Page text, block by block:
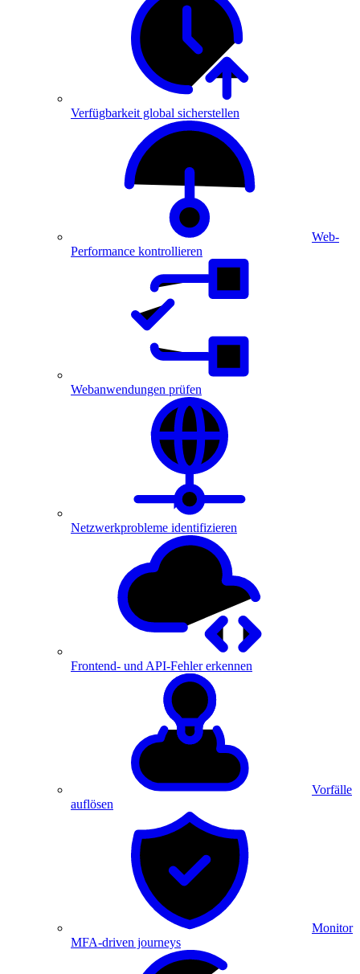
Verfügbarkeit global sicherstellen
Web-
Performance kontrollieren
Webanwendungen prüfen
Netzwerkprobleme identifizieren
Frontend- und API-Fehler erkennen
Vorfälle
auflösen
Monitor
MFA-driven journeys